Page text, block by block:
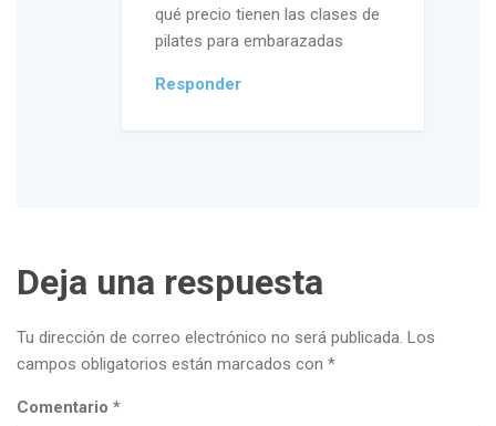
qué precio tienen las clases de
pilates para embarazadas
Responder
Deja una respuesta
Tu dirección de correo electrónico no será publicada. Los
campos obligatorios están marcados con *
Comentario *